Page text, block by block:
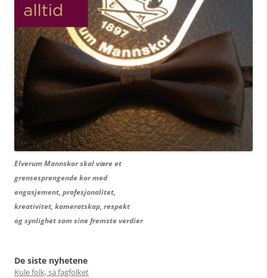
Elverum Mannskor skal være et
grensesprengende kor med
engasjement, profesjonalitet,
kreativitet, kameratskap, respekt
og synlighet som sine fremste verdier
De siste nyhetene
Kule folk, sa fagfolket